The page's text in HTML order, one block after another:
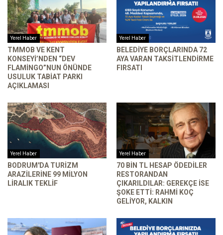
Yerel Haber
TMMOB VE KENT
KONSEYI’NDEN “DEV
FLAMINGO”NUN ÖNÜNDE
USULUK TABIAT PARKI
AÇIKLAMASI
Yerel Haber
BELEDIYE BORÇLARINDA 72
AYA VARAN TAKSITLENDIRME
FIRSATI
Yerel Haber
BODRUM'DA TURIZM
ARAZILERINE 99 MILYON
LIRALIK TEKLIF
Yerel Haber
70 BIN TL HESAP ÖDEDILER
RESTORANDAN
ÇIKARILDILAR: GEREKÇE ISE
ŞOKE ETTI: RAHMI KOÇ
GELIYOR, KALKIN